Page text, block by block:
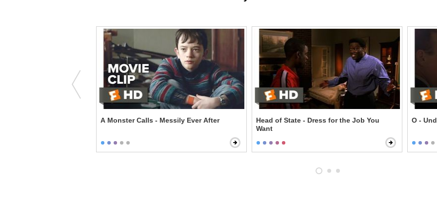
A Monster Calls - Messily Ever After
Head of State - Dress for the Job You
Want
O -